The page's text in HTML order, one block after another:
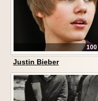
100
Justin Bieber